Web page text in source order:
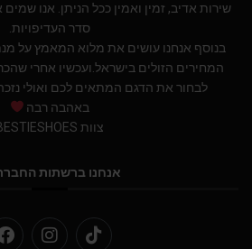
שירות אדיב, זמין ואמין ככל הניתן. אנו
סדר העדיפויות.
בנוסף אנחנו עושים את מלוא המאמץ על
המחירים הזולים בישראל.ועכשיו אחרי
לבחור את הדגם המתאים לכם ואולי
באהבה רבה
צוות BESTIESHOES
אנחנו ברשתות